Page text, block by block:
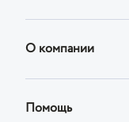
Кресла
О компании
Помощь